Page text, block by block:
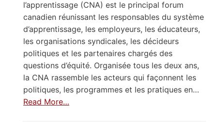
l’apprentissage (CNA) est le principal forum
canadien réunissant les responsables du système
d’apprentissage, les employeurs, les éducateurs,
les organisations syndicales, les décideurs
politiques et les partenaires chargés des
questions d’équité. Organisée tous les deux ans,
la CNA rassemble les acteurs qui façonnent les
politiques, les programmes et les pratiques en…
Read More…